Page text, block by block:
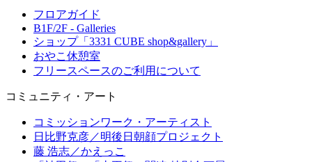
フロアガイド
B1F/2F - Galleries
ショップ「3331 CUBE shop&gallery」
おやこ休憩室
フリースペースのご利用について
コミュニティ・アート
コミッションワーク・アーティスト
日比野克彦／明後日朝顔プロジェクト
藤 浩志／かえっこ